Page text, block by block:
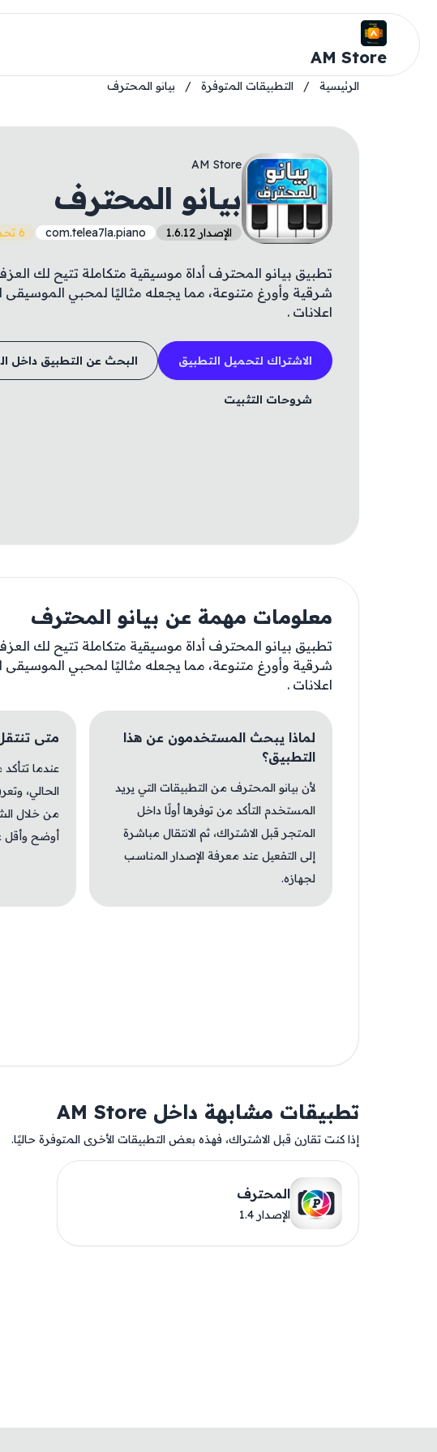
AM Store
الرئيسية / التطبيقات المتوفرة / بيانو المحترف
AM Store
بيانو المحترف
الإصدار 1.6.12 com.telea7la.piano 6 تحميل
تطبيق بيانو المحترف أداة موسيقية متكاملة تتيح لك
شرقية وأورغ متنوعة، مما يجعله مثاليًا لمحبي الموسيقى
اعلانات .
الاشتراك لتحميل التطبيق البحث عن التطبيق داخل
شروحات التثبيت
معلومات مهمة عن بيانو المحترف
تطبيق بيانو المحترف أداة موسيقية متكاملة تتيح لك
شرقية وأورغ متنوعة، مما يجعله مثاليًا لمحبي الموسيقى
اعلانات .
لماذا يبحث المستخدمون عن هذا
التطبيق؟
لأن بيانو المحترف من التطبيقات التي يريد
المستخدم التأكد من توفرها أولًا داخل
المتجر قبل الاشتراك، ثم الانتقال مباشرة
إلى التفعيل عند معرفة الإصدار المناسب
لجهازه.
متى
عندما
الحالي،
من خلال
أوضح وأقل
تطبيقات مشابهة داخل AM Store
إذا كنت تقارن قبل الاشتراك، فهذه بعض التطبيقات الأخرى المتوفرة حاليًا.
المحترف
الإصدار 1.4